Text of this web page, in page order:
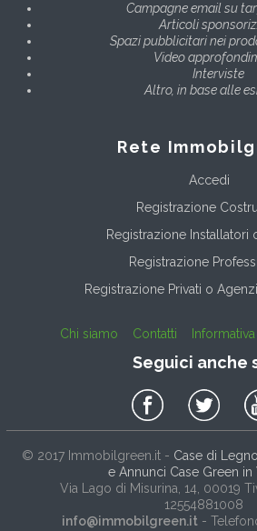
Campagne email su
Articoli
Spazi pubblicitari nei
Video
Interviste
Altro, in base alle
Rete
Accedi
Registrazione
Registrazione Installatori
Registrazione
Registrazione Privati o
Chi siamo Contatti
Seguici anche
© 2017 Immobilgreen.it- Case di
e Annunci Case Green in
Via Lago di Misurina, 14 , 00019
12554881008
info@immobilgreen.it -